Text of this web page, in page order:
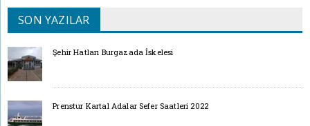
SON YAZILAR
Şehir Hatları Burgazada İskelesi
Prenstur Kartal Adalar Sefer Saatleri 2022